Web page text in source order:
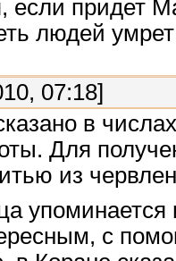
если придет
людей
07:18]
в
Для
из
с